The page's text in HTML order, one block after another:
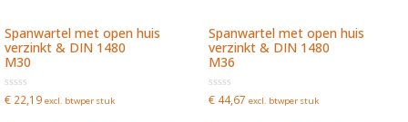
Spanwartel met open huis
verzinkt & DIN 1480
M30
Waardering
0
€ 22,19 excl. btwper stuk
Spanwartel met open huis
verzinkt & DIN 1480
M36
Waardering
0
€ 44,67 excl. btwper stuk